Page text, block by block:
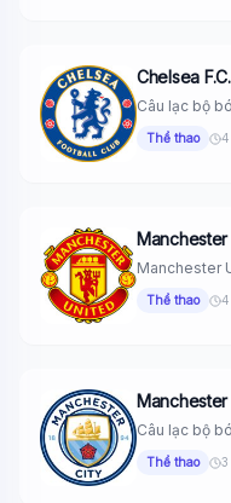
Chelsea F.C.
Câu lạc bộ
Thể thao
Manchester
Manchester
Thể thao
Manchester
Câu lạc bộ
Thể thao 3